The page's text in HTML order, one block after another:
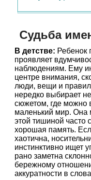
Судьба
В детстве: Ребенок
проявляет
наблюдениям. Ему
центре внимания,
люди, вещи и
нередко выбирает
сюжетом, где можно
маленький мир. Она
этой тишиной часто
хорошая память.
хаотична,
инстинктивно ищет
рано заметна
бережному
аккуратности в